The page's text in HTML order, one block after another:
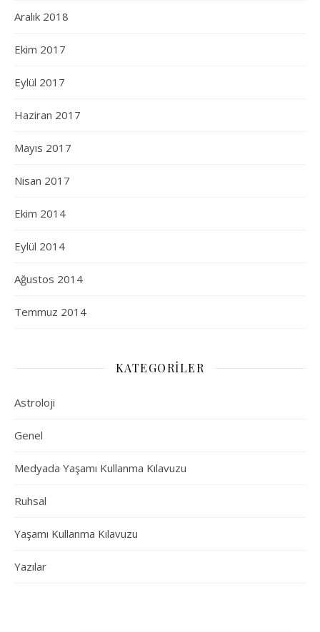
Aralık 2018
Ekim 2017
Eylül 2017
Haziran 2017
Mayıs 2017
Nisan 2017
Ekim 2014
Eylül 2014
Ağustos 2014
Temmuz 2014
KATEGORILER
Astroloji
Genel
Medyada Yaşamı Kullanma Kılavuzu
Ruhsal
Yaşamı Kullanma Kılavuzu
Yazılar